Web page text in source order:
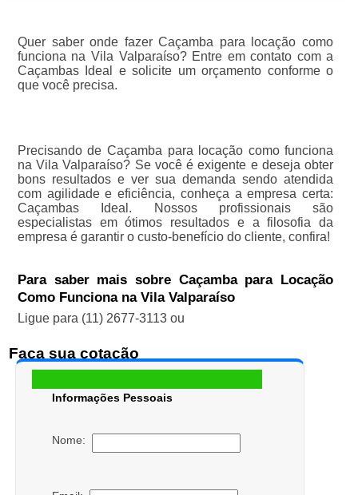
Quer saber onde fazer Caçamba para locação como
funciona na Vila Valparaíso? Entre em contato com a
Caçambas Ideal e solicite um orçamento conforme o
que você precisa.
Precisando de Caçamba para locação como funciona
na Vila Valparaíso? Se você é exigente e deseja obter
bons resultados e ver sua demanda sendo atendida
com agilidade e eficiência, conheça a empresa certa:
Caçambas Ideal. Nossos profissionais são
especialistas em ótimos resultados e a filosofia da
empresa é garantir o custo-benefício do cliente, confira!
Para saber mais sobre Caçamba para Locação
Como Funciona na Vila Valparaíso
Ligue para (11) 2677-3113ou
Faça sua cotação
Informações Pessoais
Nome: